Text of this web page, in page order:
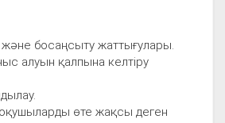
босаңсыту жаттығулары.
алуын қалпына келтіру
өте жақсы деген